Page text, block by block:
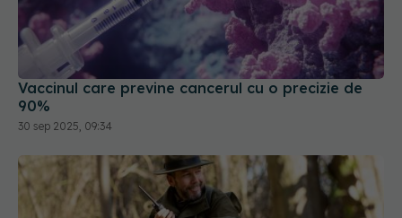
Vaccinul care previne cancerul cu o precizie de
30 sep 2025, 09:34